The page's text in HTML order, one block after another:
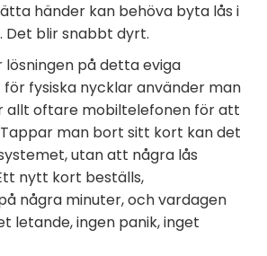
händer kan behöva byta lås i
Det blir snabbt dyrt.
lösningen på detta eviga
fysiska nycklar använder man
allt oftare mobiltelefonen för att
man bort sitt kort kan det
utan att några lås
nytt kort beställs,
några minuter, och vardagen
letande, ingen panik, inget